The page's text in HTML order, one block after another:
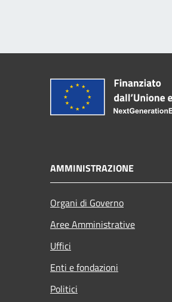
AMMINISTRAZIONE
Organi di Governo
Aree Amministrative
Uffici
Enti e fondazioni
Politici